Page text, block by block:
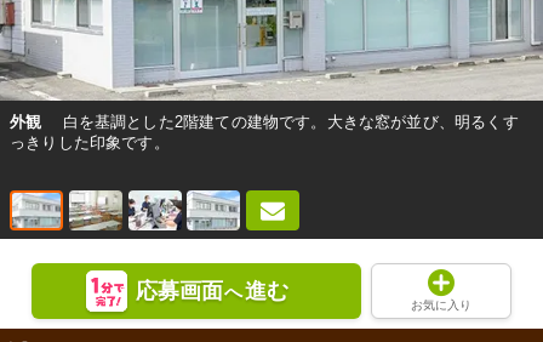
外観
白を基調とした2階建ての建物です。大きな窓が並び、明るくす
っきりした印象です。
応募画面へ進む
お気に入り